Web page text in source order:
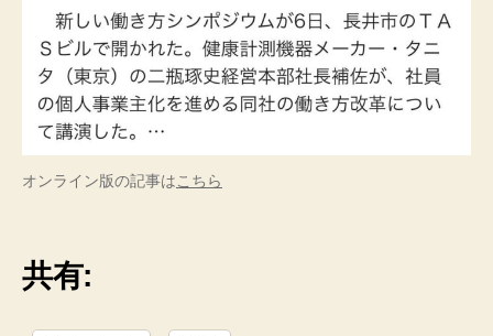
オンライン版の記事はこちら
共有: